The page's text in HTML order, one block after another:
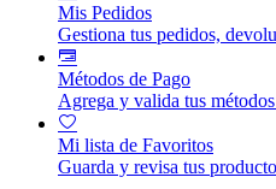
Mis Pedidos
Gestiona tus pedidos,
Métodos de Pago
Agrega y valida tus
Mi lista de Favoritos
Guarda y revisa tus